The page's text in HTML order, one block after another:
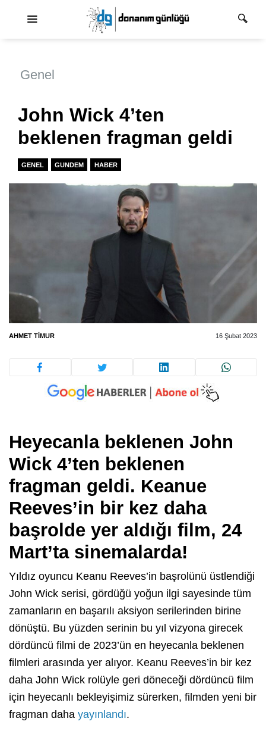
Genel
John Wick 4’ten
beklenen fragman geldi
GENEL GUNDEM HABER
AHMET TIMUR 16 Şubat 2023
Heyecanla beklenen John
Wick 4’ten beklenen
fragman geldi. Keanue
Reeves’in bir kez daha
başrolde yer aldığı film, 24
Mart’ta sinemalarda!
Yıldız oyuncu Keanu Reeves’in başrolünü üstlendiği
John Wick serisi, gördüğü yoğun ilgi sayesinde tüm
zamanların en başarılı aksiyon serilerinden birine
dönüştü. Bu yüzden serinin bu yıl vizyona girecek
dördüncü filmi de 2023’ün en heyecanla beklenen
filmleri arasında yer alıyor. Keanu Reeves’in bir kez
daha John Wick rolüyle geri döneceği dördüncü film
için heyecanlı bekleyişimiz sürerken, filmden yeni bir
fragman daha yayınlandı.